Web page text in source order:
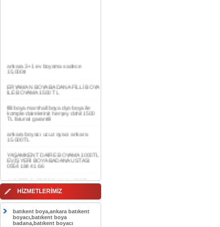
ERYAMAN BOYA BADANA FİLLİ BOYA
İLE BOYAMA 1500 TL
filli boya marshall boya dyo boya ile
komple daireleriniz herşey dahil 1500
ankara boyacı ucuz oyacı ankara
15.000TL
YAŞAMKENT DAİRE BOYAMA 1000TL
EV,İŞYERİ BOYA BADANA USTASI
AKDERE DAİRE BOYAMA 1000TL
EV,İŞYERİ BOYA BADANA USTASI
CEBECİ DAİRE BOYAMA 1000TL
0554 184 41 66
HASKÖY DAİRE BOYAMA 1000TL
EV,İŞYERİ BOYA BADANA USTASI
HİZMETLERİMİZ
batıkent boya,ankara batıkent
boyacı,batıkent boya
badana,batıkent boyacı